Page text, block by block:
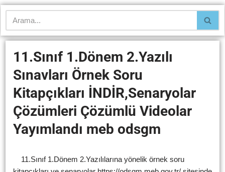
11.Sınıf 1.Dönem 2.Yazılı
Sınavları Örnek Soru
Kitapçıkları İNDİR,Senaryolar
Çözümleri Çözümlü Videolar
Yayımlandı meb odsgm
11.Sınıf 1.Dönem 2.Yazılılarına yönelik örnek soru